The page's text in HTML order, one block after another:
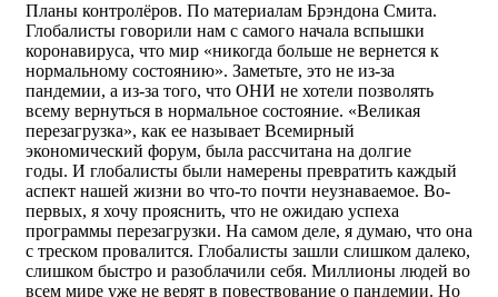
Планы контролёров. По материалам Брэндона Смита.
Глобалисты говорили нам с самого начала вспышки
коронавируса, что мир «никогда больше не вернется к
нормальному состоянию». Заметьте, это не из-за
пандемии, а из-за того, что ОНИ не хотели позволять
всему вернуться в нормальное состояние. «Великая
перезагрузка», как ее называет Всемирный
экономический форум, была рассчитана на долгие
годы. И глобалисты были намерены превратить каждый
аспект нашей жизни во что-то почти неузнаваемое. Во-
первых, я хочу прояснить, что не ожидаю успеха
программы перезагрузки. На самом деле, я думаю, что она
с треском провалится. Глобалисты зашли слишком далеко,
слишком быстро и разоблачили себя. Миллионы людей во
всем мире уже не верят в повествование о пандемии. Но